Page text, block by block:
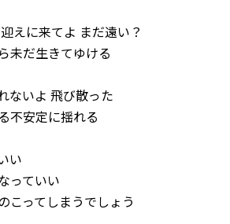
えに来てよ まだ遠い？
未だ生きてゆける
ないよ 飛び散った
不安定に揺れる
い
っていい
こってしまうでしょう